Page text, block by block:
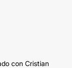
con Cristian